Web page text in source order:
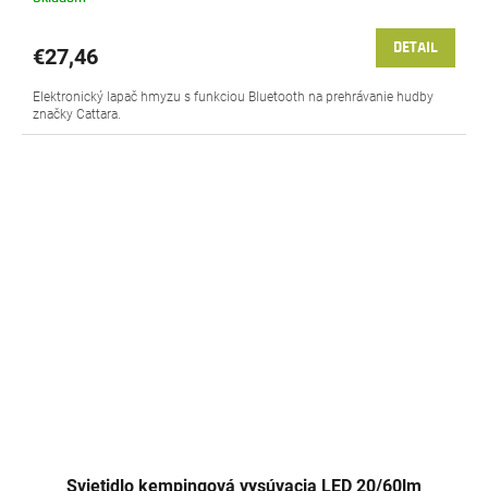
€27,46 DETAIL
Elektronický lapač hmyzu s funkciou Bluetooth na prehrávanie hudby
značky Cattara.
Svietidlo kempingová vysúvacia LED 20/60lm